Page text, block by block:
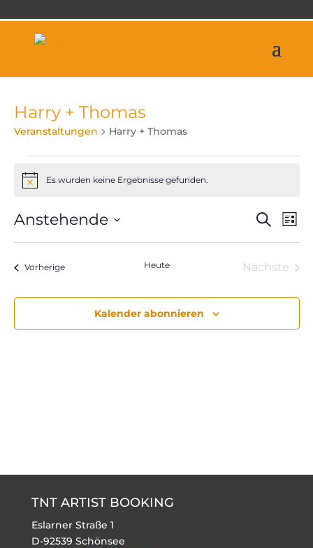
Harry + Thomas
Veranstaltungen Harry + Thomas
HinweisEs wurden keine Ergebnisse gefunden.
Suche
Liste
Anstehende
VorherigeVeranstaltungen Heute
Nächste
Kalender abonnieren
TNT ARTIST BOOKING
Eslarner Straße 1
D-92539 Schönsee